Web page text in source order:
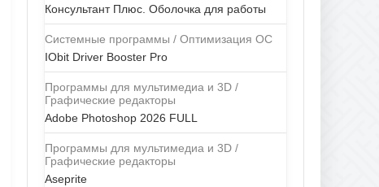
Консультант Плюс. Оболочка для работы
Системные программы / Оптимизация ОС
IObit Driver Booster Pro
Программы для мультимедиа и 3D /
Графические редакторы
Adobe Photoshop 2026 FULL
Программы для мультимедиа и 3D /
Графические редакторы
Aseprite